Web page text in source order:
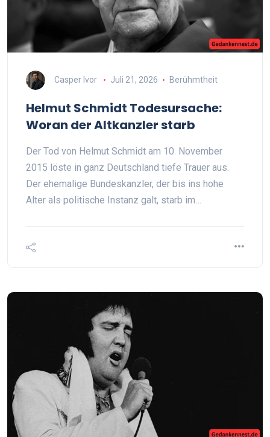
Casper Ivor Juli 21, 2026 Berühmtheit
Helmut Schmidt Todesursache:
Woran der Altkanzler starb
Der Tod von Helmut Schmidt am 10. November
2015 löste in ganz Deutschland tiefe Trauer aus.
Der ehemalige Bundeskanzler, der bis ins hohe
Alter als politische Instanz galt, starb im…